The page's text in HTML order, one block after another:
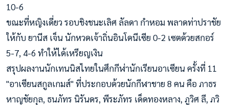
10-6
ขณะที่หญิงเดี่ยว รอบชิงชนะเลิศ ลัลดา กำหอม พลาดท่าปราชัย
ให้กับ ยานีส เจ็น นักหวดเจ้าถิ่นอินโดนีเซีย 0-2 เซตด้วยสกอร์
5-7, 4-6 ทำให้ได้เหรียญเงิน
สรุปผลงานนักเทนนิสไทยในศึกกีฬ่านักเรียนอาเซียน ครั้งที่ 11
"อาเซียนสกูลเกมส์" ที่ประกอบด้วยนักกีฬาชาย 8 คน คือ ภาธร
หาญชัยกุล, ธนภัทร นิรันดร, พีระภัทร เด็ดทองหลาง, ภูวิศ ลี, ภวิ